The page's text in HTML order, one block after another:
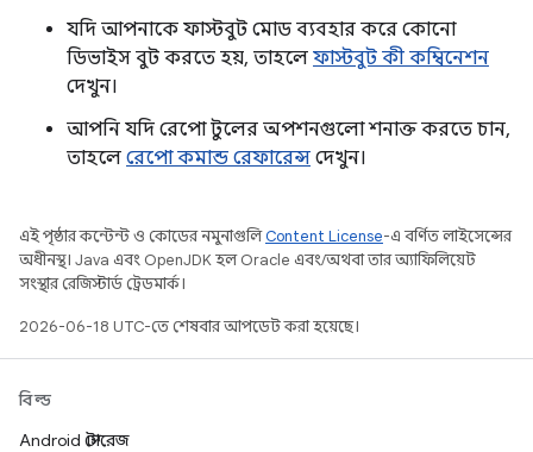
যদি আপনাকে ফাস্টবুট মোড ব্যবহার করে কোনো
ডিভাইস বুট করতে হয়, তাহলে ফাস্টবুট কী কম্বিনেশন
দেখুন।
আপনি যদি রেপো টুলের অপশনগুলো শনাক্ত করতে চান,
তাহলে রেপো কমান্ড রেফারেন্স দেখুন।
এই পৃষ্ঠার কন্টেন্ট ও কোডের নমুনাগুলিContent License-এ বর্ণিত লাইসেন্সের
অধীনস্থ। Java এবং OpenJDK হল Oracle এবং/অথবা তার অ্যাফিলিয়েট
সংস্থার রেজিস্টার্ড ট্রেডমার্ক।
2026-06-18 UTC-তে শেষবার আপডেট করা হয়েছে।
বিল্ড
Android স্টোরেজ